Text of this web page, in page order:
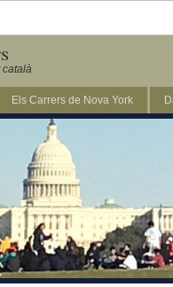
català
Els Carrers de Nova York